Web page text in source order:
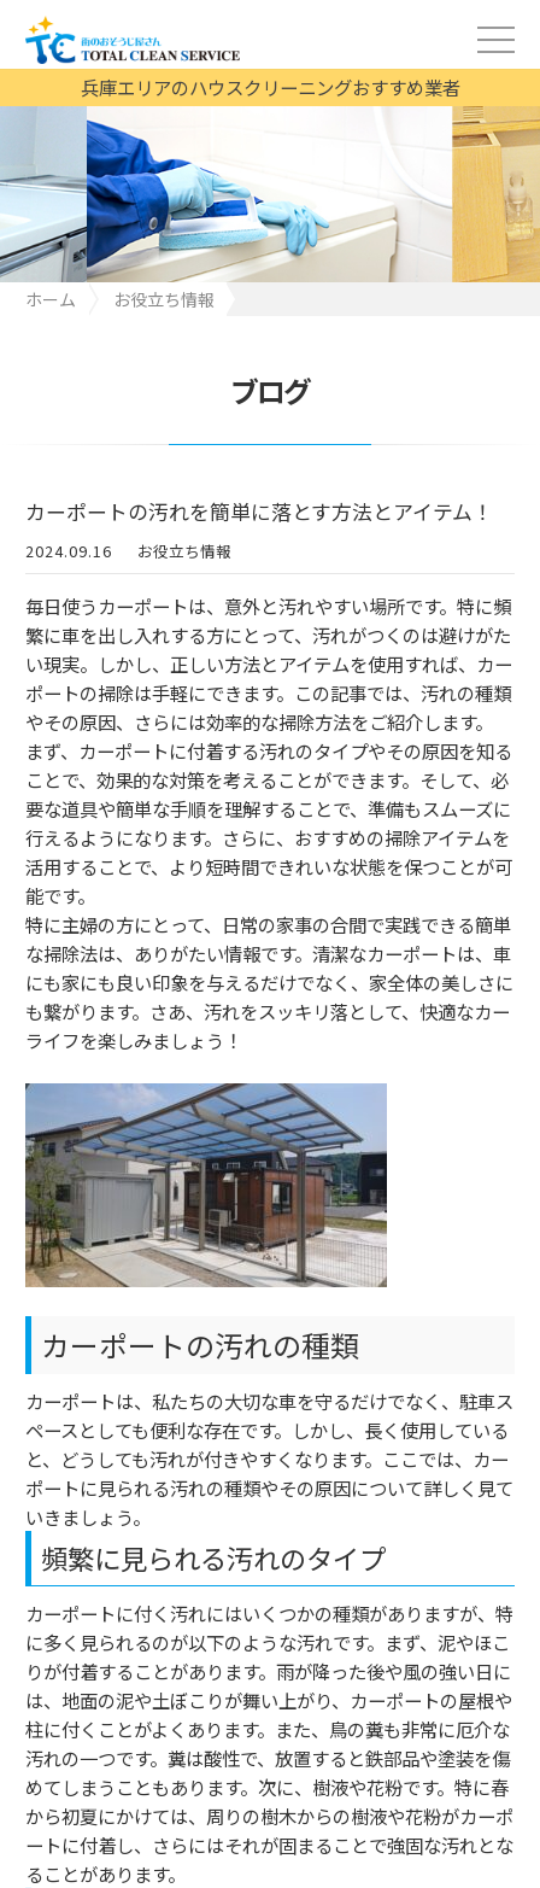
兵庫エリアのハウスクリーニングおすすめ業者
ホーム
お役立ち情報
ブログ
カーポートの汚れを簡単に落とす方法とアイテム！
2024.09.16 お役立ち情報
毎日使うカーポートは、意外と汚れやすい場所です。特に頻
繁に車を出し入れする方にとって、汚れがつくのは避けがた
い現実。しかし、正しい方法とアイテムを使用すれば、カー
ポートの掃除は手軽にできます。この記事では、汚れの種類
やその原因、さらには効率的な掃除方法をご紹介します。
まず、カーポートに付着する汚れのタイプやその原因を知る
ことで、効果的な対策を考えることができます。そして、必
要な道具や簡単な手順を理解することで、準備もスムーズに
行えるようになります。さらに、おすすめの掃除アイテムを
活用することで、より短時間できれいな状態を保つことが可
能です。
特に主婦の方にとって、日常の家事の合間で実践できる簡単
な掃除法は、ありがたい情報です。清潔なカーポートは、車
にも家にも良い印象を与えるだけでなく、家全体の美しさに
も繋がります。さあ、汚れをスッキリ落として、快適なカー
ライフを楽しみましょう！
カーポートの汚れの種類
カーポートは、私たちの大切な車を守るだけでなく、駐車ス
ペースとしても便利な存在です。しかし、長く使用している
と、どうしても汚れが付きやすくなります。ここでは、カー
ポートに見られる汚れの種類やその原因について詳しく見て
いきましょう。
頻繁に見られる汚れのタイプ
カーポートに付く汚れにはいくつかの種類がありますが、特
に多く見られるのが以下のような汚れです。まず、泥やほこ
りが付着することがあります。雨が降った後や風の強い日に
は、地面の泥や土ぼこりが舞い上がり、カーポートの屋根や
柱に付くことがよくあります。また、鳥の糞も非常に厄介な
汚れの一つです。糞は酸性で、放置すると鉄部品や塗装を傷
めてしまうこともあります。次に、樹液や花粉です。特に春
から初夏にかけては、周りの樹木からの樹液や花粉がカーポ
ートに付着し、さらにはそれが固まることで強固な汚れとな
ることがあります。